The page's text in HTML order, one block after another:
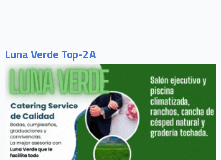
Luna Verde Top-2A